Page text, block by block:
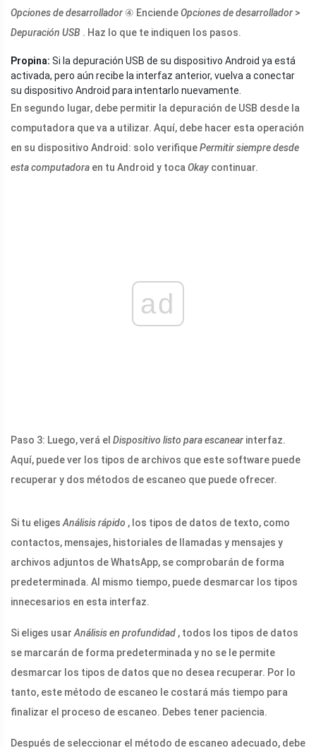
Opciones de desarrollador ④ EnciendeOpciones de desarrollador >
Depuración USB . Haz lo que te indiquen los pasos.
Propina: Si la depuración USB de su dispositivo Android ya está
activada, pero aún recibe la interfaz anterior, vuelva a conectar
su dispositivo Android para intentarlo nuevamente.
En segundo lugar, debe permitir la depuración de USB desde la
computadora que va a utilizar. Aquí, debe hacer esta operación
en su dispositivo Android: solo verifiquePermitir siempre desde
esta computadora en tu Android y toca Okay continuar.
ad
Paso 3: Luego, verá el Dispositivo listo para escanear interfaz.
Aquí, puede ver los tipos de archivos que este software puede
recuperar y dos métodos de escaneo que puede ofrecer.
Si tu eliges Análisis rápido , los tipos de datos de texto, como
contactos, mensajes, historiales de llamadas y mensajes y
archivos adjuntos de WhatsApp, se comprobarán de forma
predeterminada. Al mismo tiempo, puede desmarcar los tipos
innecesarios en esta interfaz.
Si eliges usar Análisis en profundidad , todos los tipos de datos
se marcarán de forma predeterminada y no se le permite
desmarcar los tipos de datos que no desea recuperar. Por lo
tanto, este método de escaneo le costará más tiempo para
finalizar el proceso de escaneo. Debes tener paciencia.
Después de seleccionar el método de escaneo adecuado, debe